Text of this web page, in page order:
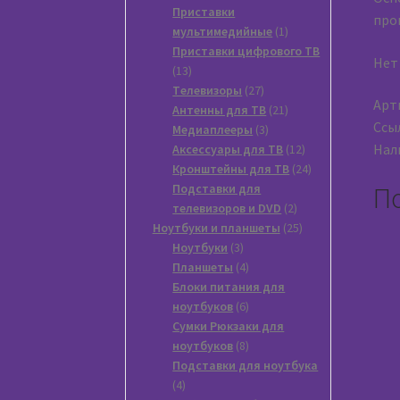
Приставки
мультимедийные 11
товар
Приставки цифрового ТВ
1313
товаров
Tелевизоры 2727
товаров
Антенны для ТВ 2121
Медиаплееры 33
товара
Аксессуары для ТВ 1212
товаров
Кронштейны для ТВ 2424
Подставки для
телевизоров и DVD 22
товара
Ноутбуки и планшеты 2525
Ноутбуки 33
товара
Планшеты 44
товара
Блоки питания для
ноутбуков 66
товаров
Сумки Рюкзаки для
ноутбуков 88
товаров
Подставки для ноутбука
44